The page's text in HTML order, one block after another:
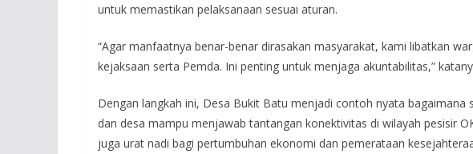
untuk memastikan pelaksanaan sesuai aturan.
“Agar manfaatnya benar-benar dirasakan masyarakat, kami libatkan
kejaksaan serta Pemda. Ini penting untuk menjaga akuntabilitas,”
Dengan langkah ini, Desa Bukit Batu menjadi contoh nyata bagaimana
dan desa mampu menjawab tantangan konektivitas di wilayah pesisir
juga urat nadi bagi pertumbuhan ekonomi dan pemerataan